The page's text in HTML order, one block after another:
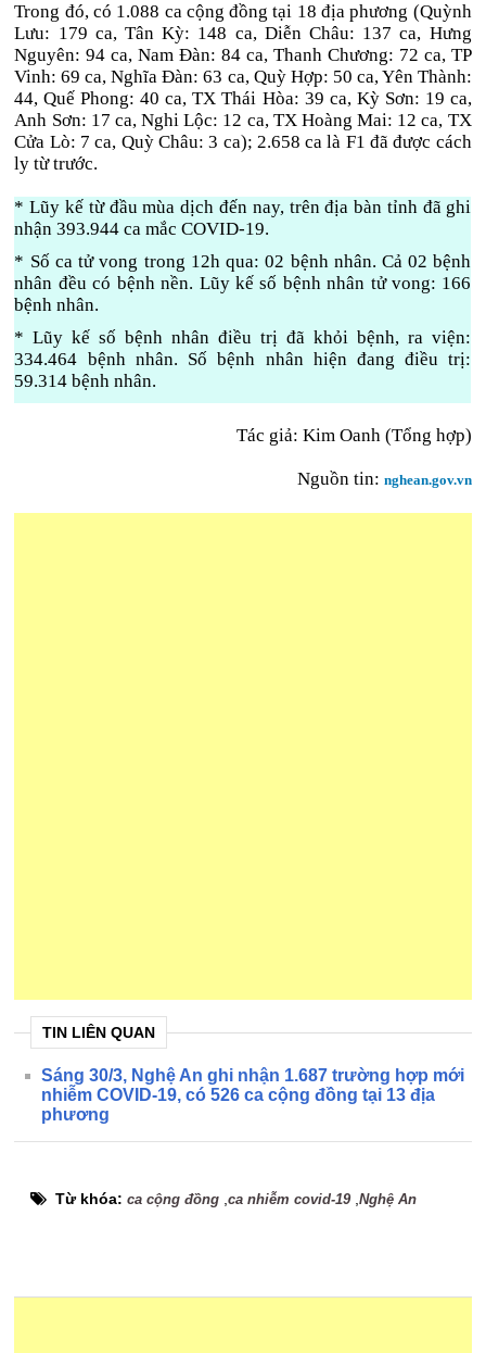
Trong đó, có 1.088 ca cộng đồng tại 18 địa phương (Quỳnh
Lưu: 179 ca, Tân Kỳ: 148 ca, Diễn Châu: 137 ca, Hưng
Nguyên: 94 ca, Nam Đàn: 84 ca, Thanh Chương: 72 ca, TP
Vinh: 69 ca, Nghĩa Đàn: 63 ca, Quỳ Hợp: 50 ca, Yên Thành:
44, Quế Phong: 40 ca, TX Thái Hòa: 39 ca, Kỳ Sơn: 19 ca,
Anh Sơn: 17 ca, Nghi Lộc: 12 ca, TX Hoàng Mai: 12 ca, TX
Cửa Lò: 7 ca, Quỳ Châu: 3 ca); 2.658 ca là F1 đã được cách
ly từ trước.
* Lũy kế từ đầu mùa dịch đến nay, trên địa bàn tỉnh đã ghi
nhận 393.944 ca mắc COVID-19.
* Số ca tử vong trong 12h qua: 02 bệnh nhân. Cả 02 bệnh
nhân đều có bệnh nền. Lũy kế số bệnh nhân tử vong: 166
bệnh nhân.
* Lũy kế số bệnh nhân điều trị đã khỏi bệnh, ra viện:
334.464 bệnh nhân. Số bệnh nhân hiện đang điều trị:
59.314 bệnh nhân.
Tác giả: Kim Oanh (Tổng hợp)
Nguồn tin: nghean.gov.vn
TIN LIÊN QUAN
Sáng 30/3, Nghệ An ghi nhận 1.687 trường hợp mới
nhiễm COVID-19, có 526 ca cộng đồng tại 13 địa
phương
Từ khóa:ca cộng đồng ,ca nhiễm covid-19,Nghệ An